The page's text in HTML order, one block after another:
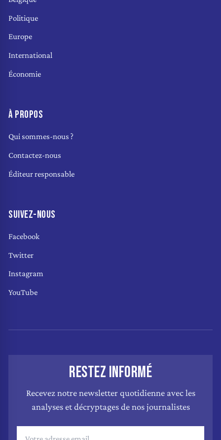
Politique
Europe
International
Économie
À PROPOS
Qui sommes-nous ?
Contactez-nous
Éditeur responsable
SUIVEZ-NOUS
Facebook
Twitter
Instagram
YouTube
RESTEZ INFORMÉ
Recevez notre newsletter quotidienne avec les
analyses et décryptages de nos journalistes